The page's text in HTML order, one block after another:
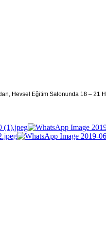
Hevsel Eğitim Salonunda 18 –